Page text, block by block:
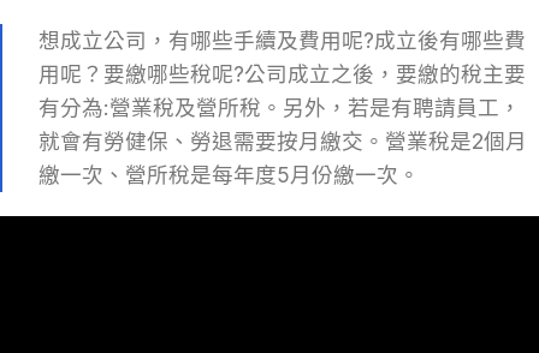
想成立公司，有哪些手續及費用呢?成立後有哪些費
用呢？要繳哪些稅呢?公司成立之後，要繳的稅主要
有分為:營業稅及營所稅。另外，若是有聘請員工，
就會有勞健保、勞退需要按月繳交。營業稅是2個月
繳一次、營所稅是每年度5月份繳一次。